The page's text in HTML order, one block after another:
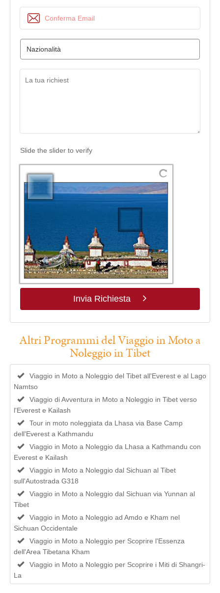
Slide the slider to verify
Invia Richiesta
Altri Programmi del Viaggio in Moto a
Noleggio in Tibet
Viaggio in Moto a Noleggio del Tibet all'Everest e al Lago
Namtso
Viaggio di Avventura in Moto a Noleggio in Tibet verso
l'Everest e Kailash
Tour in moto noleggiata da Lhasa via Base Camp
dell'Everest a Kathmandu
Viaggio in Moto a Noleggio da Lhasa a Kathmandu con
Everest e Kailash
Viaggio in Moto a Noleggio dal Sichuan al Tibet
sull'Autostrada G318
Viaggio in Moto a Noleggio dal Sichuan via Yunnan al
Tibet
Viaggio in Moto a Noleggio ad Amdo e Kham nel
Sichuan Occidentale
Viaggio in Moto a Noleggio per Scoprire l'Essenza
dell'Area Tibetana Kham
Viaggio in Moto a Noleggio per Scoprire i Miti di Shangri-
La